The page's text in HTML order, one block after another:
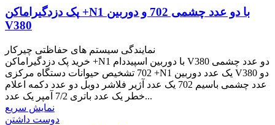
پک دزدگیراماکن +N1 با دو عدد چشمی 702 و دوربین
V380
نمایندگی سیستم های حفاظتی چیرکار
خرید پک دزدگیراماکن +N1 با دوربین اسپیددام V380 دو عدد چشمی
702 تشخیص حیوانات دستگاه مرکزی +N1 یک عدد دوربین V380 دو
عدد چشمی باسیم 702 یک عدد آژیر فلاشر دوبل دو عدد دکمه اعلام
خطر یک عدد باتری 7/2 آمپر یک عدد...
نمایش سریع
دوست داشتن